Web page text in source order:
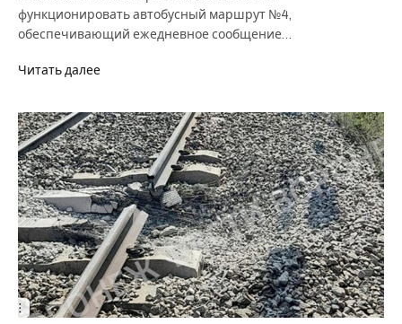
функционировать автобусный маршрут №4,
обеспечивающий ежедневное сообщение…
Читать далее